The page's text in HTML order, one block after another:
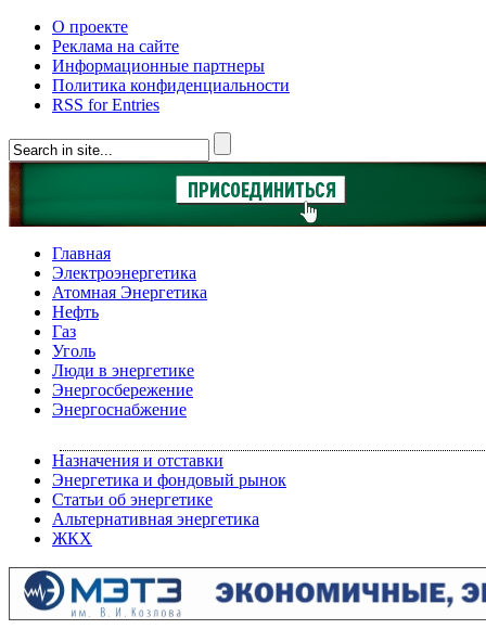
О проекте
Реклама на сайте
Информационные партнеры
Политика конфиденциальности
RSS for Entries
Главная
Электроэнергетика
Атомная Энергетика
Нефть
Газ
Уголь
Люди в энергетике
Энергосбережение
Энергоснабжение
Назначения и отставки
Энергетика и фондовый рынок
Статьи об энергетике
Альтернативная энергетика
ЖКХ